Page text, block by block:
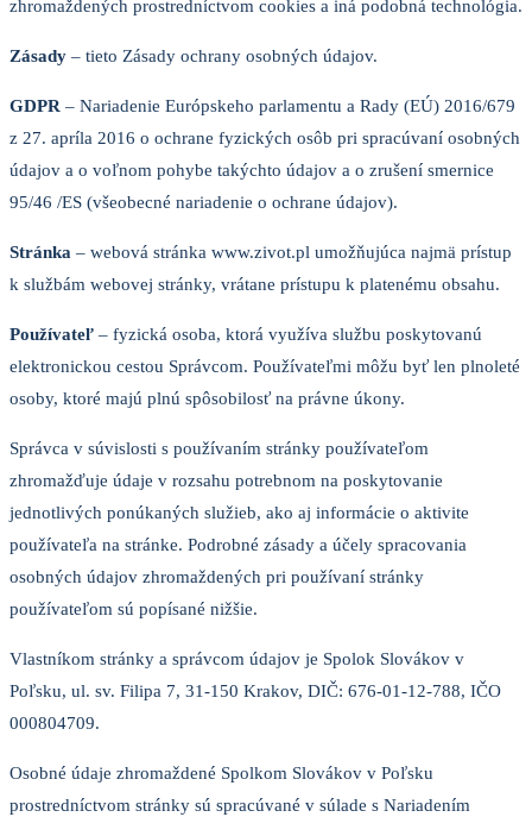
zhromaždených prostredníctvom cookies a iná podobná technológia.
Zásady – tieto Zásady ochrany osobných údajov.
GDPR – Nariadenie Európskeho parlamentu a Rady (EÚ) 2016/679
z 27. apríla 2016 o ochrane fyzických osôb pri spracúvaní osobných
údajov a o voľnom pohybe takýchto údajov a o zrušení smernice
95/46 /ES (všeobecné nariadenie o ochrane údajov).
Stránka – webová stránka www.zivot.pl umožňujúca najmä prístup
k službám webovej stránky, vrátane prístupu k platenému obsahu.
Používateľ – fyzická osoba, ktorá využíva službu poskytovanú
elektronickou cestou Správcom. Používateľmi môžu byť len plnoleté
osoby, ktoré majú plnú spôsobilosť na právne úkony.
Správca v súvislosti s používaním stránky používateľom
zhromažďuje údaje v rozsahu potrebnom na poskytovanie
jednotlivých ponúkaných služieb, ako aj informácie o aktivite
používateľa na stránke. Podrobné zásady a účely spracovania
osobných údajov zhromaždených pri používaní stránky
používateľom sú popísané nižšie.
Vlastníkom stránky a správcom údajov je Spolok Slovákov v
Poľsku, ul. sv. Filipa 7, 31-150 Krakov, DIČ: 676-01-12-788, IČO
000804709.
Osobné údaje zhromaždené Spolkom Slovákov v Poľsku
prostredníctvom stránky sú spracúvané v súlade s Nariadením